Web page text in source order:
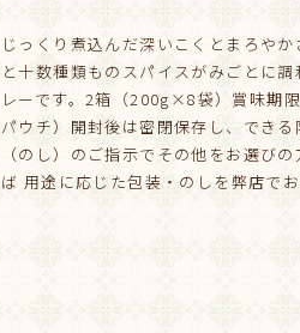
じっくり煮込んだ深いこくとまろや
と十数種類ものスパイスがみごとに
レーです。2箱（200g×8袋）賞味期
パウチ）開封後は密閉保存し、でき
（のし）のご指示でその他をお選び
ば 用途に応じた包装・のしを弊店で